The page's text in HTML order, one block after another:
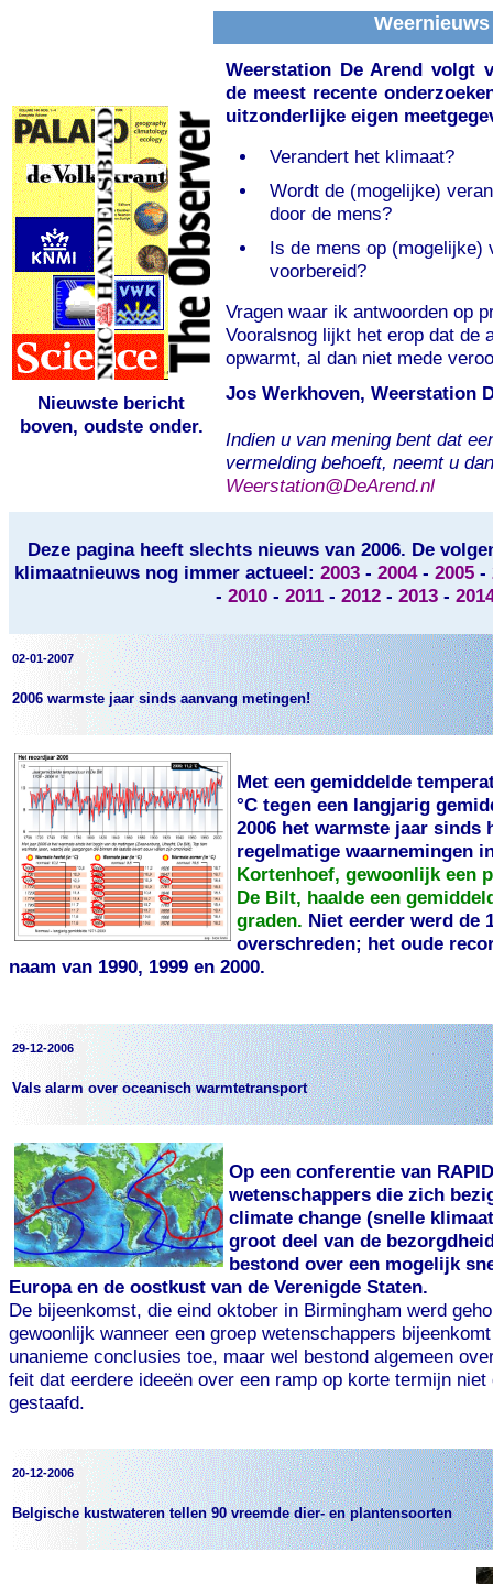
Nieuwste bericht
boven, oudste onder.
Weernieuws
Weerstation De Arend volgt
de meest recente
uitzonderlijke eigen
Verandert het klimaat?
Wordt de (mogelijke)
door de mens?
Is de mens op (mogelijke)
voorbereid?
Vragen waar ik antwoorden op
Vooralsnog lijkt het erop dat de
opwarmt, al dan niet mede
Jos Werkhoven, Weerstation
Indien u van mening bent dat
vermelding behoeft, neemt u
Weerstation@DeArend.nl
Deze pagina heeft slechts nieuws van 2006. De
klimaatnieuws nog immer actueel: 2003- 2004- 2005-
- 2010 - 2011 - 2012 - 2013 -
02-01-2007
2006 warmste jaar sinds aanvang metingen!
Met een gemiddelde
°C tegen een langjarig
2006 het warmste jaar sinds
regelmatige waarnemingen
Kortenhoef, gewoonlijk een
De Bilt, haalde een
graden. Niet eerder werd de
overschreden; het oude
naam van 1990, 1999 en 2000.
29-12-2006
Vals alarm over oceanisch warmtetransport
Op een conferentie van
wetenschappers die zich
climate change (snelle
groot deel van de
bestond over een mogelijk
Europa en de oostkust van de Verenigde Staten.
De bijeenkomst, die eind oktober in Birmingham werd
gewoonlijk wanneer een groep wetenschappers
unanieme conclusies toe, maar wel bestond algemeen
feit dat eerdere ideeën over een ramp op korte termijn niet
gestaafd.
20-12-2006
Belgische kustwateren tellen 90 vreemde dier- en plantensoorten